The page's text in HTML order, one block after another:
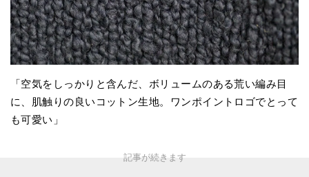
「空気をしっかりと含んだ、ボリュームのある荒い編み目
に、肌触りの良いコットン生地。ワンポイントロゴでとって
も可愛い」